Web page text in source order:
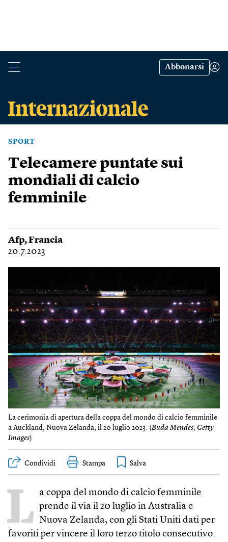
Abbonarsi
SPORT
Telecamere puntate sui
mondiali di calcio
femminile
Afp,Francia
20.7.2023
La cerimonia di apertura della coppa del mondo di calcio femminile
a Auckland, Nuova Zelanda, il 20 luglio 2023. (Buda Mendes, Getty
Images)
Condividi Stampa
L a coppa del mondo di calcio femminile
prende il via il 20 luglio in Australia e
Nuova Zelanda, con gli Stati Uniti dati per
favoriti per vincere il loro terzo titolo consecutivo.